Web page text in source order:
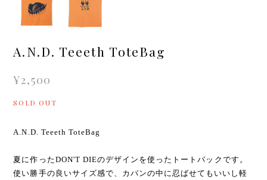
A.N.D. Teeeth ToteBag
¥2,500
SOLD OUT
A.N.D. Teeeth ToteBag
夏に作ったDON'T DIEのデザインを使ったトートバックです。
使い勝手の良いサイズ感で、カバンの中に忍ばせてもいいし軽